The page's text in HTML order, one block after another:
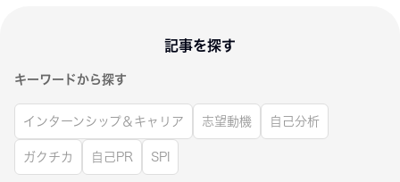
記事を探す
キーワードから探す
インターンシップ＆キャリア 志望動機 自己分析
ガクチカ 自己PR SPI